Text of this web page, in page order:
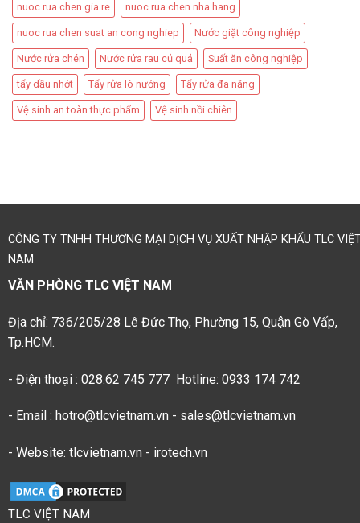
nuoc rua chen gia re nuoc rua chen nha hang
nuoc rua chen suat an cong nghiep Nước giặt công nghiệp
Nước rửa chén Nước rửa rau củ quả Suất ăn công nghiệp
tẩy dầu nhớt Tẩy rửa lò nướng Tẩy rửa đa năng
Vệ sinh an toàn thực phẩm Vệ sinh nồi chiên
CÔNG TY TNHH THƯƠNG MẠI DỊCH VỤ XUẤT NHẬP KHẨU TLC
NAM
VĂN PHÒNG TLC VIỆT NAM
Địa chỉ: 736/205/28 Lê Đức Thọ, Phường 15, Quận Gò Vấp,
Tp.HCM.
- Điện thoại : 028.62 745 777 Hotline: 0933 174 742
- Email : hotro@tlcvietnam.vn - sales@tlcvietnam.vn
- Website: tlcvietnam.vn - irotech.vn
TLC VIỆT NAM